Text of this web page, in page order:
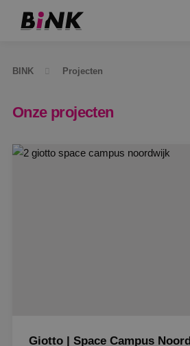
BINK Projecten
Onze projecten
Giotto | Space Campus